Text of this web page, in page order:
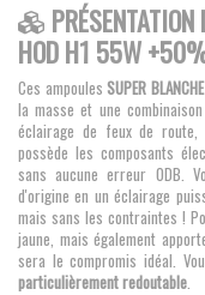
HOD H1 55W
Ces ampoules SUPER
la masse et une
éclairage de feux de
possède les composants
sans aucune erreur ODB.
d'origine en un éclairage
mais sans les contraintes !
jaune, mais également
sera le compromis idéal.
particulièrement redoutable.